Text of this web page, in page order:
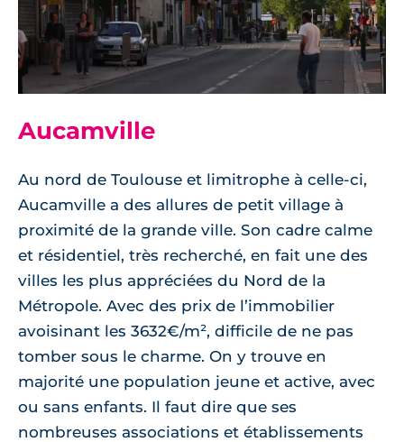
Aucamville
Au nord de Toulouse et limitrophe à celle-ci,
Aucamville a des allures de petit village à
proximité de la grande ville. Son cadre calme
et résidentiel, très recherché, en fait une des
villes les plus appréciées du Nord de la
Métropole. Avec des prix de l’immobilier
avoisinant les 3632€/m², difficile de ne pas
tomber sous le charme. On y trouve en
majorité une population jeune et active, avec
ou sans enfants. Il faut dire que ses
nombreuses associations et établissements